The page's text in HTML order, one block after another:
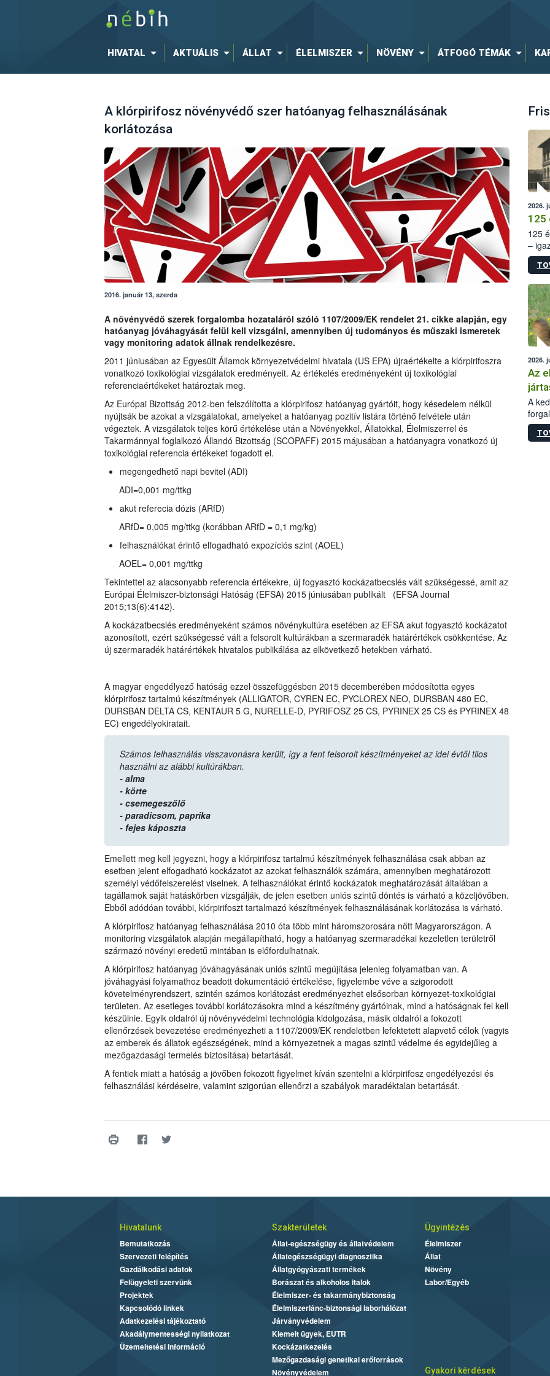
HIVATAL AKTUÁLIS ÁLLAT ÉLELMISZER NÖVÉNY ÁTFOGÓ TÉMÁK
A klórpirifosz növényvédő szer hatóanyag felhasználásának
korlátozása
2016. január 13, szerda
A növényvédő szerek forgalomba hozataláról szóló 1107/2009/EK rendelet 21. cikke alapján, egy
hatóanyag jóváhagyását felül kell vizsgálni, amennyiben új tudományos és műszaki ismeretek
vagy monitoring adatok állnak rendelkezésre.
2011 júniusában az Egyesült Államok környezetvédelmi hivatala (US EPA) újraértékelte a klórpirifoszra
vonatkozó toxikológiai vizsgálatok eredményeit. Az értékelés eredményeként új toxikológiai
referenciaértékeket határoztak meg.
Az Európai Bizottság 2012-ben felszólította a klórpirifosz hatóanyag gyártóit, hogy késedelem nélkül
nyújtsák be azokat a vizsgálatokat, amelyeket a hatóanyag pozitív listára történő felvétele után
végeztek. A vizsgálatok teljes körű értékelése után a Növényekkel, Állatokkal, Élelmiszerrel és
Takarmánnyal foglalkozó Állandó Bizottság (SCOPAFF) 2015 májusában a hatóanyagra vonatkozó új
toxikológiai referencia értékeket fogadott el.
megengedhető napi bevitel (ADI)
ADI=0,001 mg/ttkg
akut referecia dózis (ARfD)
ARfD= 0,005 mg/ttkg (korábban ARfD = 0,1 mg/kg)
felhasználókat érintő elfogadható expozíciós szint (AOEL)
AOEL= 0,001 mg/ttkg
Tekintettel az alacsonyabb referencia értékekre, új fogyasztó kockázatbecslés vált szükségessé, amit az
Európai Élelmiszer-biztonsági Hatóság (EFSA) 2015 júniusában publikált (EFSA Journal
2015;13(6):4142).
A kockázatbecslés eredményeként számos növénykultúra esetében az EFSA akut fogyasztó kockázatot
azonosított, ezért szükségessé vált a felsorolt kultúrákban a szermaradék határértékek csökkentése. Az
új szermaradék határértékek hivatalos publikálása az elkövetkező hetekben várható.
A magyar engedélyező hatóság ezzel összefüggésben 2015 decemberében módosította egyes
klórpirifosz tartalmú készítmények (ALLIGATOR, CYREN EC, PYCLOREX NEO, DURSBAN 480 EC,
DURSBAN DELTA CS, KENTAUR 5 G, NURELLE-D, PYRIFOSZ 25 CS, PYRINEX 25 CS és PYRINEX 48
EC) engedélyokiratait.
Számos felhasználás visszavonásra került, így a fent felsorolt készítményeket az idei évtől tilos
használni az alábbi kultúrákban.
- alma
- körte
- csemegeszőlő
- paradicsom, paprika
- fejes káposzta
Emellett meg kell jegyezni, hogy a klórpirifosz tartalmú készítmények felhasználása csak abban az
esetben jelent elfogadható kockázatot az azokat felhasználók számára, amennyiben meghatározott
személyi védőfelszerelést viselnek. A felhasználókat érintő kockázatok meghatározását általában a
tagállamok saját hatáskörben vizsgálják, de jelen esetben uniós szintű döntés is várható a közeljövőben.
Ebből adódóan további, klórpirifoszt tartalmazó készítmények felhasználásának korlátozása is várható.
A klórpirifosz hatóanyag felhasználása 2010 óta több mint háromszorosára nőtt Magyarországon. A
monitoring vizsgálatok alapján megállapítható, hogy a hatóanyag szermaradékai kezeletlen területről
származó növényi eredetű mintában is előfordulhatnak.
A klórpirifosz hatóanyag jóváhagyásának uniós szintű megújítása jelenleg folyamatban van. A
jóváhagyási folyamathoz beadott dokumentáció értékelése, figyelembe véve a szigorodott
követelményrendszert, szintén számos korlátozást eredményezhet elsősorban környezet-toxikológiai
területen. Az esetleges további korlátozásokra mind a készítmény gyártóinak, mind a hatóságnak fel kell
készülnie. Egyik oldalról új növényvédelmi technológia kidolgozása, másik oldalról a fokozott
ellenőrzések bevezetése eredményezheti a 1107/2009/EK rendeletben lefektetett alapvető célok (vagyis
az emberek és állatok egészségének, mind a környezetnek a magas szintű védelme és egyidejűleg a
mezőgazdasági termelés biztosítása) betartását.
A fentiek miatt a hatóság a jövőben fokozott figyelmet kíván szentelni a klórpirifosz engedélyezési és
felhasználási kérdéseire, valamint szigorúan ellenőrzi a szabályok maradéktalan betartását.
2026.
125
125
–
15.
2026.
Az
A
Hivatalunk
Bemutatkozás
Szervezeti felépítés
Gazdálkodási adatok
Felügyeleti szervünk
Projektek
Kapcsolódó linkek
Adatkezelési tájékoztató
Akadálymentességi nyilatkozat
Üzemeltetési információ
Szakterületek
Állat-egészségügy és állatvédelem
Állategészségügyi diagnosztika
Állatgyógyászati termékek
Borászat és alkoholos italok
Élelmiszer- és takarmánybiztonság
Élelmiszerlánc-biztonsági laborhálózat
Járványvédelem
Kiemelt ügyek, EUTR
Kockázatkezelés
Mezőgazdasági genetikai erőforrások
Növényvédelem
Ügyintézés
Élelmiszer
Állat
Növény
Labor/Egyéb
Gyakori kérdések